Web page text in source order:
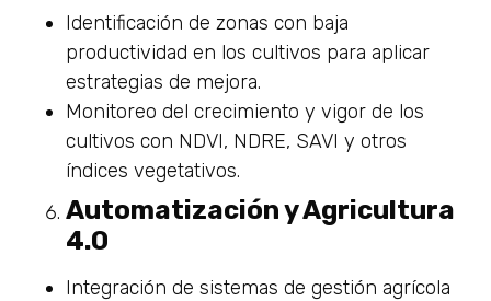
Identificación de zonas con baja
productividad en los cultivos para aplicar
estrategias de mejora.
Monitoreo del crecimiento y vigor de los
cultivos con NDVI, NDRE, SAVI y otros
índices vegetativos.
Automatización y Agricultura
4.0
Integración de sistemas de gestión agrícola